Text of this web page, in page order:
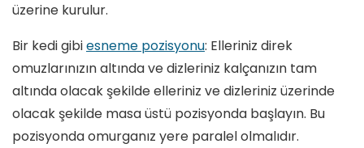
üzerine kurulur.
Bir kedi gibiesneme pozisyonu: Elleriniz direk
omuzlarınızın altında ve dizleriniz kalçanızın tam
altında olacak şekilde elleriniz ve dizleriniz üzerinde
olacak şekilde masa üstü pozisyonda başlayın. Bu
pozisyonda omurganız yere paralel olmalıdır.